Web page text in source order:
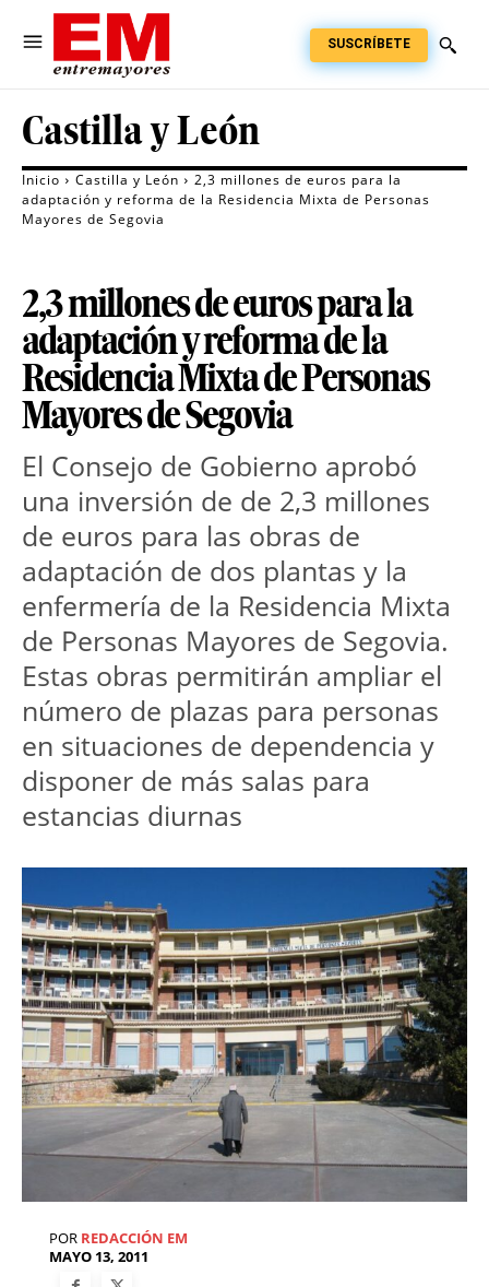
SUSCRÍBETE
Castilla y León
Inicio Castilla y León
2,3 millones de euros para la
adaptación y reforma de la Residencia Mixta de Personas
Mayores de Segovia
2,3 millones de euros para la
adaptación y reforma de la
Residencia Mixta de Personas
Mayores de Segovia
El Consejo de Gobierno aprobó
una inversión de de 2,3 millones
de euros para las obras de
adaptación de dos plantas y la
enfermería de la Residencia Mixta
de Personas Mayores de Segovia.
Estas obras permitirán ampliar el
número de plazas para personas
en situaciones de dependencia y
disponer de más salas para
estancias diurnas
POR REDACCIÓN EM
MAYO 13, 2011